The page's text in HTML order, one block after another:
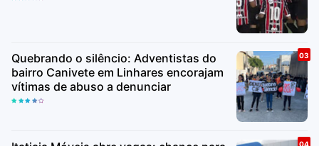
Quebrando o silêncio: Adventistas do
bairro Canivete em Linhares encorajam
vítimas de abuso a denunciar